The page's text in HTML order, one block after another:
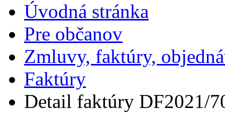
Úvodná stránka
Pre občanov
Zmluvy, faktúry,
Faktúry
Detail faktúry DF2021/